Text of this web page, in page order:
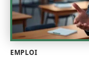
EMPLOI